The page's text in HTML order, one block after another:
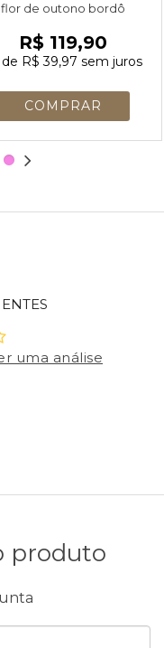
flor de outono bordô
R$ 119,90
R$ 39,97 sem juros
uma análise
produto